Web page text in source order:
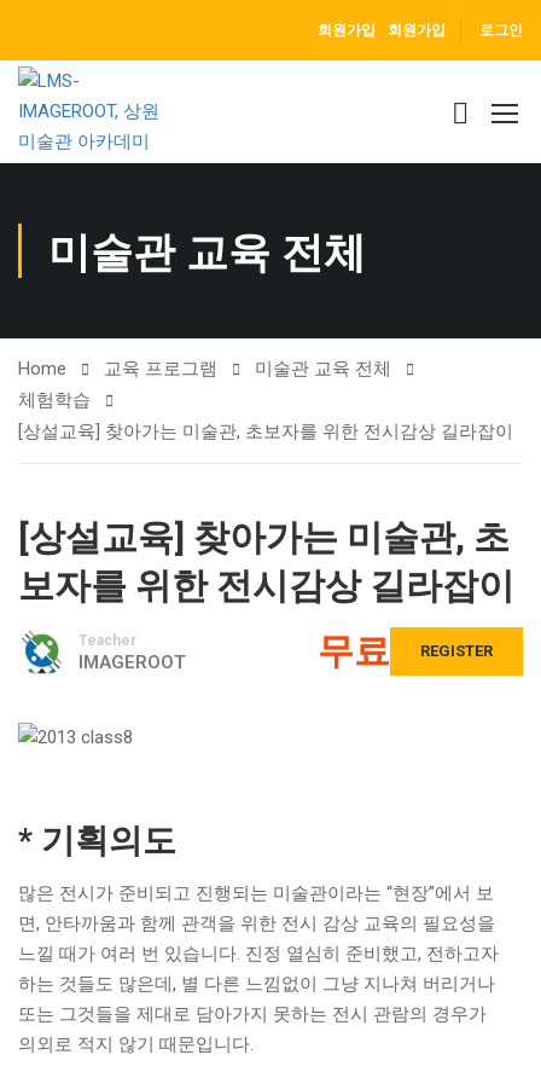
회원가입 로그인
회원가입
미술관 교육 전체
Home 교육 프로그램
미술관 교육 전체
체험학습
[상설교육] 찾아가는 미술관, 초보자를 위한 전시감상 길라잡이
[상설교육] 찾아가는 미술관, 초
보자를 위한 전시감상 길라잡이
Teacher
IMAGEROOT 무료 REGISTER
* 기획의도
많은 전시가 준비되고 진행되는 미술관이라는 “현장”에서 보
면, 안타까움과 함께 관객을 위한 전시 감상 교육의 필요성을
느낄 때가 여러 번 있습니다. 진정 열심히 준비했고, 전하고자
하는 것들도 많은데, 별 다른 느낌없이 그냥 지나쳐 버리거나
또는 그것들을 제대로 담아가지 못하는 전시 관람의 경우가
의외로 적지 않기 때문입니다.